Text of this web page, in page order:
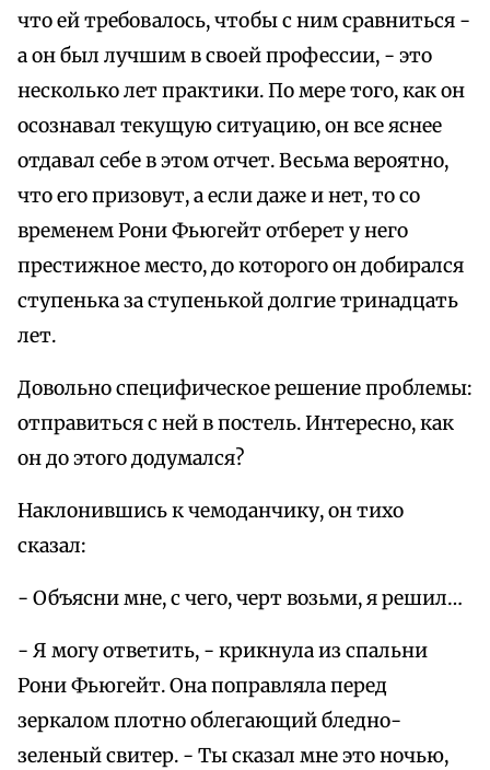
что ей требовалось, чтобы с ним сравниться -
а он был лучшим в своей профессии, - это
несколько лет практики. По мере того, как он
осознавал текущую ситуацию, он все яснее
отдавал себе в этом отчет. Весьма вероятно,
что его призовут, а если даже и нет, то со
временем Рони Фьюгейт отберет у него
престижное место, до которого он добирался
ступенька за ступенькой долгие тринадцать
лет.
Довольно специфическое решение проблемы:
отправиться с ней в постель. Интересно, как
он до этого додумался?
Наклонившись к чемоданчику, он тихо
сказал:
- Объясни мне, с чего, черт возьми, я решил…
- Я могу ответить, - крикнула из спальни
Рони Фьюгейт. Она поправляла перед
зеркалом плотно облегающий бледно-
зеленый свитер. - Ты сказал мне это ночью,